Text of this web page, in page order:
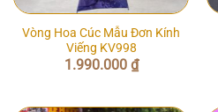
Vòng Hoa Cúc Mẫu Đơn Kính
Viếng KV998
1.990.000 ₫